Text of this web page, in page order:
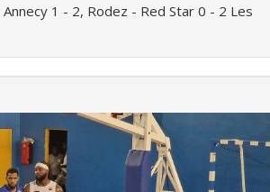
1 - 2, Rodez - Red Star 0 - 2 Les